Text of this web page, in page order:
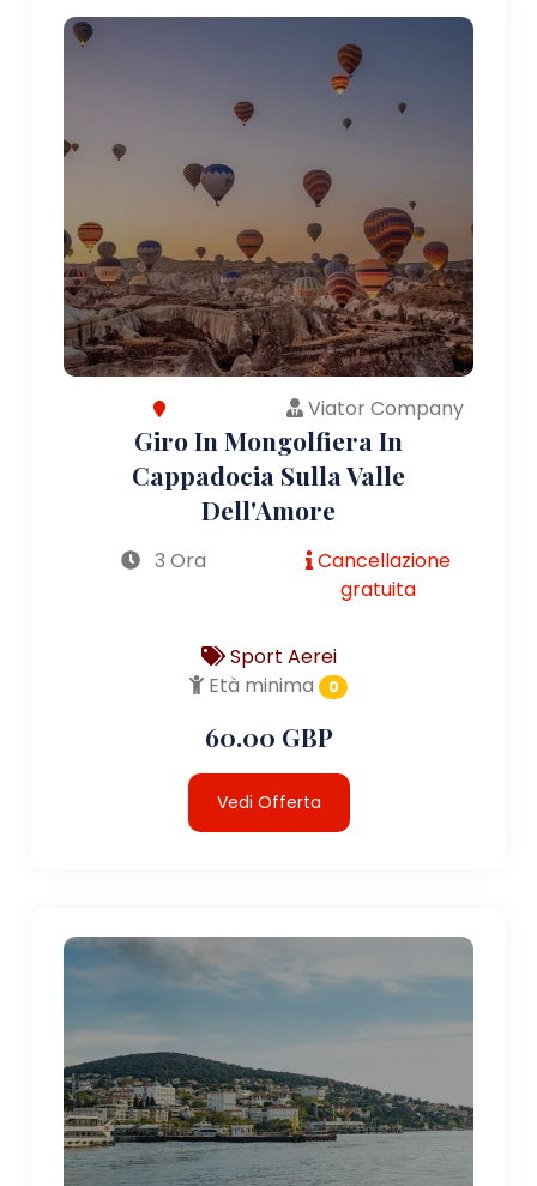
Viator Company
Giro In Mongolfiera In
Cappadocia Sulla Valle
Dell'Amore
3 Ora
Cancellazione
gratuita
Sport Aerei
Età minima
0
60.00 GBP
Vedi Offerta